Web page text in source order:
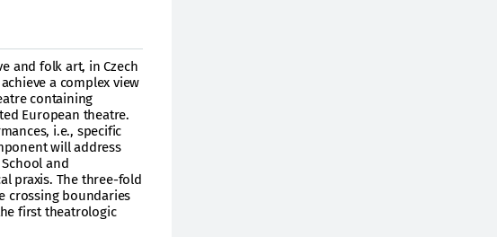
and folk art, in Czech
a complex view
containing
European theatre.
i.e., specific
will address
and
praxis. The three-fold
crossing boundaries
first theatrologic